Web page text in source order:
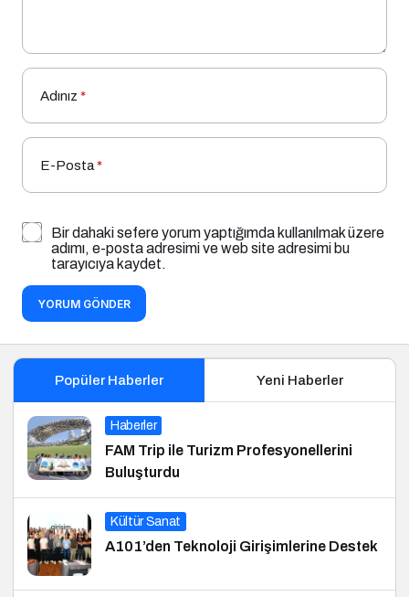
Adınız *
E-Posta*
Bir dahaki sefere yorum yaptığımda kullanılmak üzere
adımı, e-posta adresimi ve web site adresimi bu
tarayıcıya kaydet.
YORUM GÖNDER
Popüler Haberler Yeni Haberler
Haberler
FAM Trip ile Turizm Profesyonellerini
Buluşturdu
Kültür Sanat
A101’den Teknoloji Girişimlerine Destek